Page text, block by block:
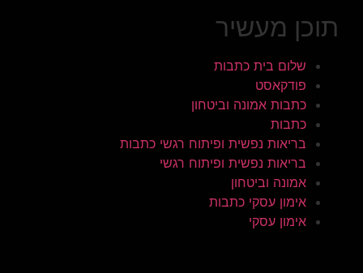
תוכן מעשיר
שלום בית כתבות
פודקאסט
כתבות אמונה וביטחון
כתבות
בריאות נפשית ופיתוח רגשי כתבות
בריאות נפשית ופיתוח רגשי
אמונה וביטחון
אימון עסקי כתבות
אימון עסקי